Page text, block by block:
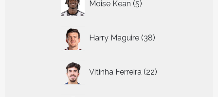
Moise Kean 5
producten
Harry Maguire 38
producten
Vitinha Ferreira 22
producten